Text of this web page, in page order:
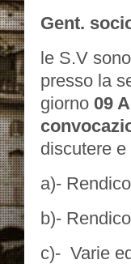
Gent.
le S.V
presso la
giorno 09
discutere
a)-
b)-
c)- Varie